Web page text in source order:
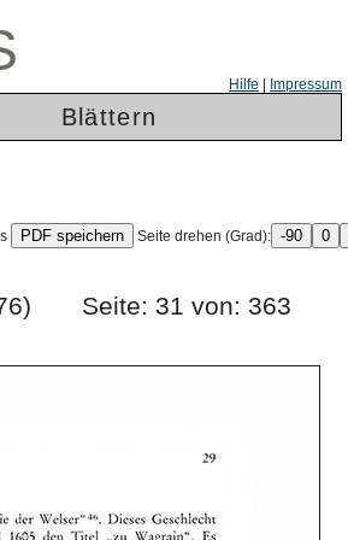
Hilfe Impressum
Blättern
Seite drehen (Grad):
1976) Seite: 31 von: 363